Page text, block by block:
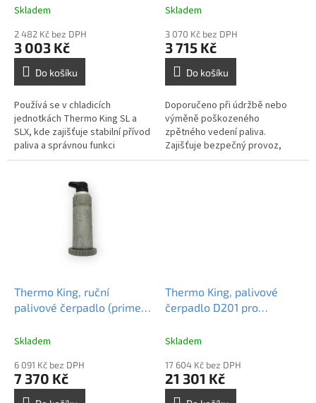
; 100342
Skladem
2 482 Kč bez DPH
3 003 Kč
Do košíku
Používá se v chladicích
jednotkách Thermo King SL a
SLX, kde zajišťuje stabilní přívod
paliva a správnou funkci
palivového systému. Je
bezproblémový chod...
Skladem
3 070 Kč bez DPH
3 715 Kč
Do košíku
Doporučeno při údržbě nebo
výměně poškozeného
zpětného vedení paliva.
Zajišťuje bezpečný provoz,
snižuje riziko úniku paliva a
Thermo King, ruční
palivové čerpadlo (primer
4.86, 118680
Skladem
6 091 Kč bez DPH
7 370 Kč
Thermo King, palivové
čerpadlo D201 pro
117433
Skladem
17 604 Kč bez DPH
21 301 Kč